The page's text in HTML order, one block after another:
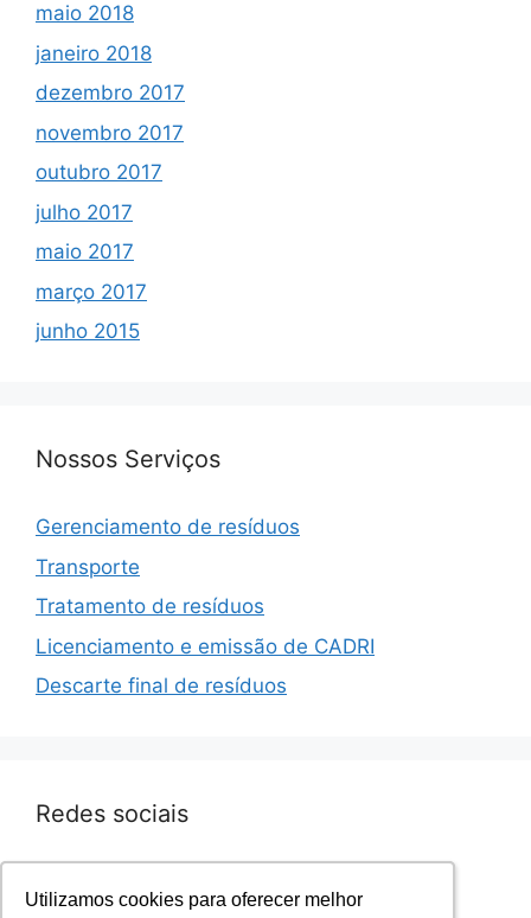
Utilizamos cookies para oferecer melhor
Utilizamos cookies para oferecer melhor
maio 2018
janeiro 2018
dezembro 2017
novembro 2017
outubro 2017
julho 2017
maio 2017
março 2017
junho 2015
Nossos Serviços
Gerenciamento de resíduos
Transporte
Tratamento de resíduos
Licenciamento e emissão de CADRI
Descarte final de resíduos
Redes sociais
Instagram.com/sevenresiduos